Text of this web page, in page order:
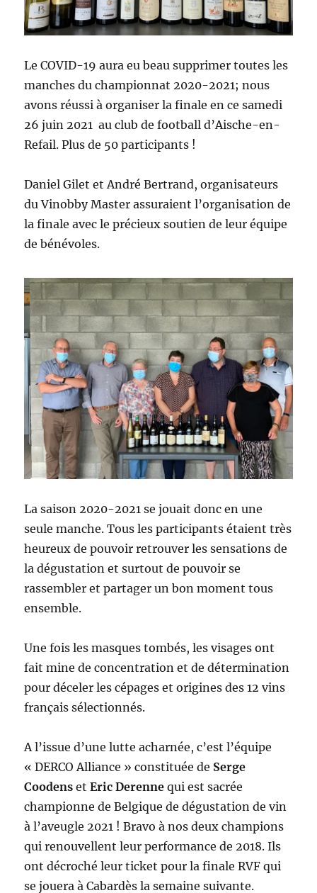
Le COVID-19 aura eu beau supprimer toutes les
manches du championnat 2020-2021; nous
avons réussi à organiser la finale en ce samedi
26 juin 2021 au club de football d’Aische-en-
Refail. Plus de 50 participants !
Daniel Gilet et André Bertrand, organisateurs
du Vinobby Master assuraient l’organisation de
la finale avec le précieux soutien de leur équipe
de bénévoles.
La saison 2020-2021 se jouait donc en une
seule manche. Tous les participants étaient très
heureux de pouvoir retrouver les sensations de
la dégustation et surtout de pouvoir se
rassembler et partager un bon moment tous
ensemble.
Une fois les masques tombés, les visages ont
fait mine de concentration et de détermination
pour déceler les cépages et origines des 12 vins
français sélectionnés.
A l’issue d’une lutte acharnée, c’est l’équipe
« DERCO Alliance » constituée de Serge
Coodens etEric Derenne qui est sacrée
championne de Belgique de dégustation de vin
à l’aveugle 2021 ! Bravo à nos deux champions
qui renouvellent leur performance de 2018. Ils
ont décroché leur ticket pour la finale RVF qui
se jouera à Cabardès la semaine suivante.